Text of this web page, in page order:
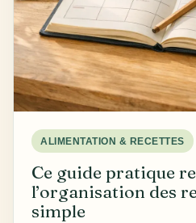
ALIMENTATION & RECETTES
Ce guide pratique
l’organisation des
simple